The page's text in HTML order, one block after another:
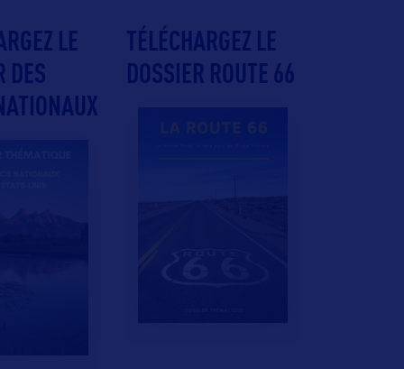
LE
DES
TÉLÉCHARGEZ LE
DOSSIER ROUTE 66